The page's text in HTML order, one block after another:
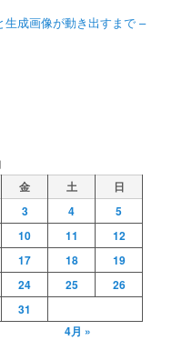
生成画像が動き出すまで –
金 土
日
3 4
5
10 11
12
17 18
19
24 25
26
31
4月 »